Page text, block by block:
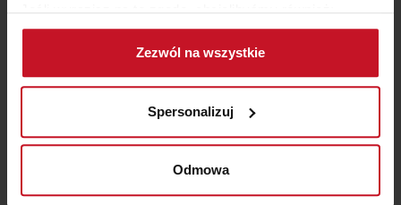
Jeśli wyrazisz na to zgodę, chcielibyśmy również:
Gromadzić dane dotyczące Twojej lokalizacji
geograficznej z dokładnością nawet do kilku metrów
Identyfikować Twoje urządzenie, aktywnie
(fingerprinting, czyli wirtualny odcisk palca)
Dowiedz się więcej odnośnie tego, jak Twoje osobiste
dane są przetwarzane oraz ustaw własne preferencje w
Zezwól na wszystkie
Spersonalizuj
Odmowa